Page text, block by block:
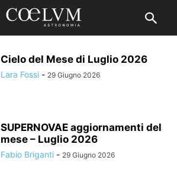
Cielo del Mese di Luglio 2026
Lara Fossi - 29 Giugno 2026
SUPERNOVAE aggiornamenti del
mese – Luglio 2026
Fabio Briganti - 29 Giugno 2026